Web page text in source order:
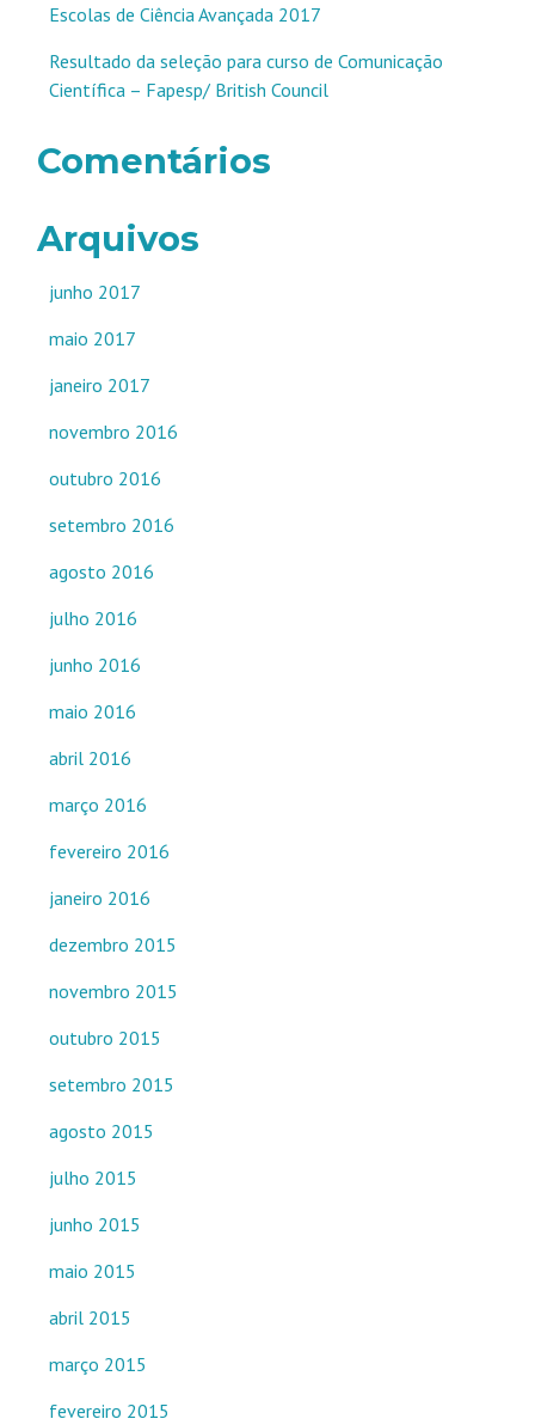
Escolas de Ciência Avançada 2017
Resultado da seleção para curso de Comunicação
Científica – Fapesp/ British Council
Comentários
Arquivos
junho 2017
maio 2017
janeiro 2017
novembro 2016
outubro 2016
setembro 2016
agosto 2016
julho 2016
junho 2016
maio 2016
abril 2016
março 2016
fevereiro 2016
janeiro 2016
dezembro 2015
novembro 2015
outubro 2015
setembro 2015
agosto 2015
julho 2015
junho 2015
maio 2015
abril 2015
março 2015
fevereiro 2015